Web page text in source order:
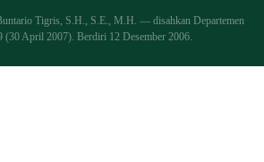
Tigris, S.H., S.E., M.H. — disahkan Departemen
April 2007). Berdiri 12 Desember 2006.